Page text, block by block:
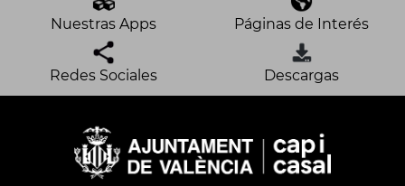
Nuestras Apps Páginas de Interés
Redes Sociales Descargas